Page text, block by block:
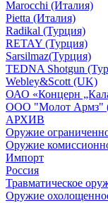
Marocchi (Италия)
Pietta (Италия)
Radikal (Турция)
RETAY (Турция)
Sarsilmaz(Турция)
TEDNA Shotgun
Webley&Scott (UK)
ОАО «Концерн
ООО "Молот Армз"
АРХИВ
Оружие
Оружие
Импорт
Россия
Травматическое
Оружие